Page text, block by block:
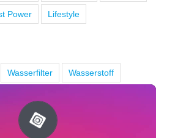
Power Lifestyle
Wasserfilter Wasserstoff
... auf Instagram
für dein Lifestyle